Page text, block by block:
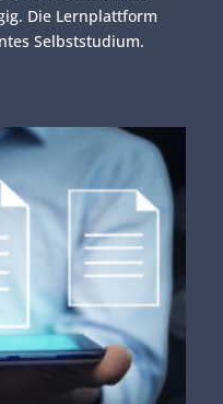
Die Lernplattform
Selbststudium.